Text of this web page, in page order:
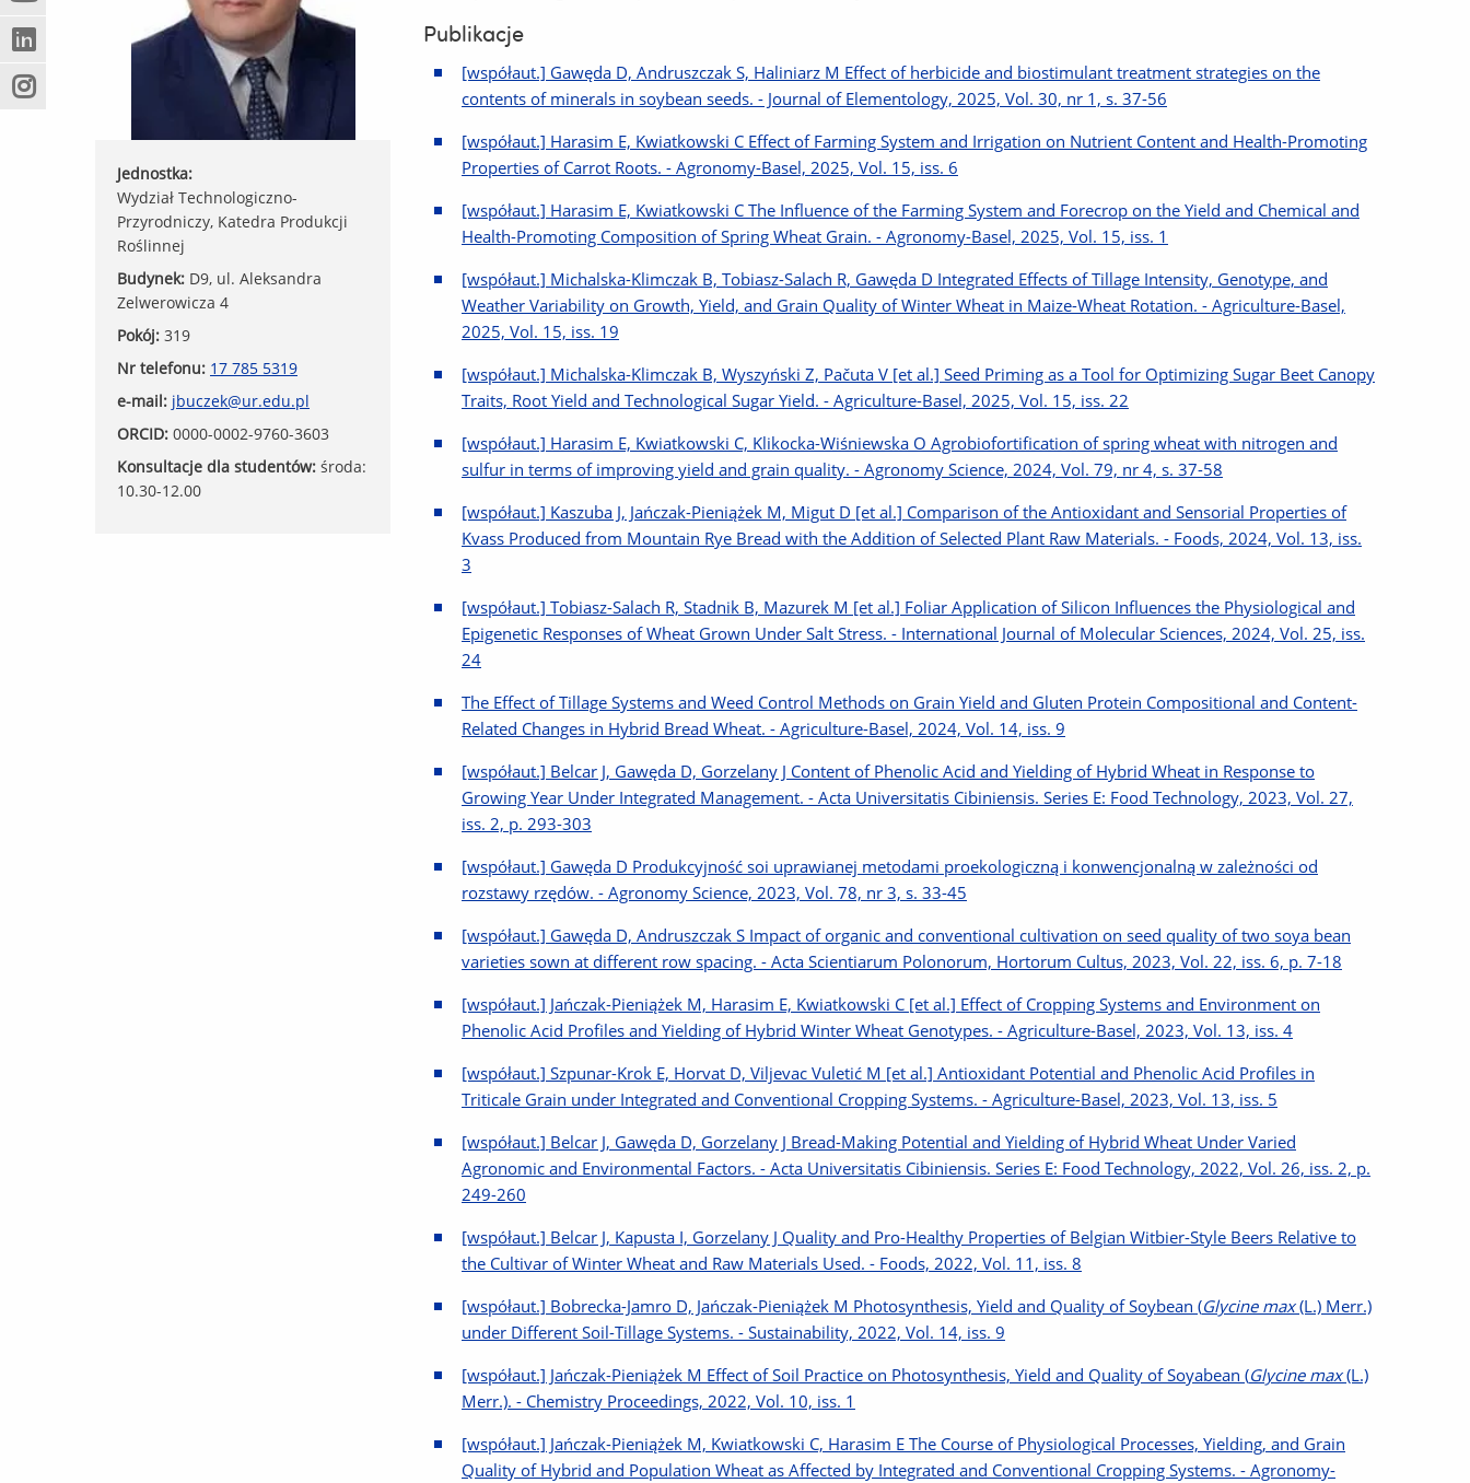
innej
strony)
okno)
do
innej
strony)
(Nowe
okno)
(Link
do
innej
(Nowe
(Link
Jednostka:
Wydział Technologiczno-
Przyrodniczy, Katedra Produkcji
Roślinnej
Budynek: D9, ul. Aleksandra
Zelwerowicza 4
Pokój: 319
Nr telefonu: 17 785 5319
e-mail: jbuczek@ur.edu.pl
ORCID: 0000-0002-9760-3603
Konsultacje dla studentów: środa:
10.30-12.00
Publikacje
[współaut.] Gawęda D, Andruszczak S, Haliniarz M Effect of herbicide and biostimulant treatment strategies on the
contents of minerals in soybean seeds. - Journal of Elementology, 2025, Vol. 30, nr 1, s. 37-56
[współaut.] Harasim E, Kwiatkowski C Effect of Farming System and Irrigation on Nutrient Content and Health-Promoting
Properties of Carrot Roots. - Agronomy-Basel, 2025, Vol. 15, iss. 6
[współaut.] Harasim E, Kwiatkowski C The Influence of the Farming System and Forecrop on the Yield and Chemical and
Health-Promoting Composition of Spring Wheat Grain. - Agronomy-Basel, 2025, Vol. 15, iss. 1
[współaut.] Michalska-Klimczak B, Tobiasz-Salach R, Gawęda D Integrated Effects of Tillage Intensity, Genotype, and
Weather Variability on Growth, Yield, and Grain Quality of Winter Wheat in Maize-Wheat Rotation. - Agriculture-Basel,
2025, Vol. 15, iss. 19
[współaut.] Michalska-Klimczak B, Wyszyński Z, Pačuta V [et al.] Seed Priming as a Tool for Optimizing Sugar Beet Canopy
Traits, Root Yield and Technological Sugar Yield. - Agriculture-Basel, 2025, Vol. 15, iss. 22
[współaut.] Harasim E, Kwiatkowski C, Klikocka-Wiśniewska O Agrobiofortification of spring wheat with nitrogen and
sulfur in terms of improving yield and grain quality. - Agronomy Science, 2024, Vol. 79, nr 4, s. 37-58
[współaut.] Kaszuba J, Jańczak-Pieniążek M, Migut D [et al.] Comparison of the Antioxidant and Sensorial Properties of
Kvass Produced from Mountain Rye Bread with the Addition of Selected Plant Raw Materials. - Foods, 2024, Vol. 13, iss.
3
[współaut.] Tobiasz-Salach R, Stadnik B, Mazurek M [et al.] Foliar Application of Silicon Influences the Physiological and
Epigenetic Responses of Wheat Grown Under Salt Stress. - International Journal of Molecular Sciences, 2024, Vol. 25, iss.
24
The Effect of Tillage Systems and Weed Control Methods on Grain Yield and Gluten Protein Compositional and Content-
Related Changes in Hybrid Bread Wheat. - Agriculture-Basel, 2024, Vol. 14, iss. 9
[współaut.] Belcar J, Gawęda D, Gorzelany J Content of Phenolic Acid and Yielding of Hybrid Wheat in Response to
Growing Year Under Integrated Management. - Acta Universitatis Cibiniensis. Series E: Food Technology, 2023, Vol. 27,
iss. 2, p. 293-303
[współaut.] Gawęda D Produkcyjność soi uprawianej metodami proekologiczną i konwencjonalną w zależności od
rozstawy rzędów. - Agronomy Science, 2023, Vol. 78, nr 3, s. 33-45
[współaut.] Gawęda D, Andruszczak S Impact of organic and conventional cultivation on seed quality of two soya bean
varieties sown at different row spacing. - Acta Scientiarum Polonorum, Hortorum Cultus, 2023, Vol. 22, iss. 6, p. 7-18
[współaut.] Jańczak-Pieniążek M, Harasim E, Kwiatkowski C [et al.] Effect of Cropping Systems and Environment on
Phenolic Acid Profiles and Yielding of Hybrid Winter Wheat Genotypes. - Agriculture-Basel, 2023, Vol. 13, iss. 4
[współaut.] Szpunar-Krok E, Horvat D, Viljevac Vuletić M [et al.] Antioxidant Potential and Phenolic Acid Profiles in
Triticale Grain under Integrated and Conventional Cropping Systems. - Agriculture-Basel, 2023, Vol. 13, iss. 5
[współaut.] Belcar J, Gawęda D, Gorzelany J Bread-Making Potential and Yielding of Hybrid Wheat Under Varied
Agronomic and Environmental Factors. - Acta Universitatis Cibiniensis. Series E: Food Technology, 2022, Vol. 26, iss. 2, p.
249-260
[współaut.] Belcar J, Kapusta I, Gorzelany J Quality and Pro-Healthy Properties of Belgian Witbier-Style Beers Relative to
the Cultivar of Winter Wheat and Raw Materials Used. - Foods, 2022, Vol. 11, iss. 8
[współaut.] Bobrecka-Jamro D, Jańczak-Pieniążek M Photosynthesis, Yield and Quality of Soybean (Glycine max(L.) Merr.)
under Different Soil-Tillage Systems. - Sustainability, 2022, Vol. 14, iss. 9
[współaut.] Jańczak-Pieniążek M Effect of Soil Practice on Photosynthesis, Yield and Quality of Soyabean (Glycine max(L.)
Merr.). - Chemistry Proceedings, 2022, Vol. 10, iss. 1
[współaut.] Jańczak-Pieniążek M, Kwiatkowski C, Harasim E The Course of Physiological Processes, Yielding, and Grain
Quality of Hybrid and Population Wheat as Affected by Integrated and Conventional Cropping Systems. - Agronomy-